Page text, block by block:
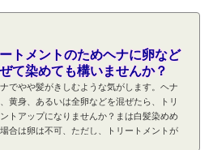
ートメントのためヘナに卵など
て染めても構いませんか？
でやや髪がきしむような気がします。ヘナ
黄身、あるいは全卵などを混ぜたら、トリ
トアップになりませんか？まは白髪染めめ
合は卵は不可、ただし、トリートメントが